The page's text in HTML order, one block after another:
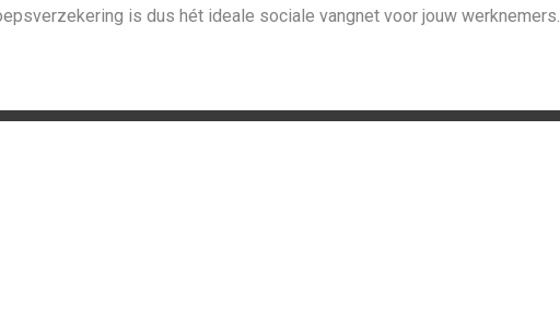
is dus hét ideale sociale vangnet voor jouw werknemers.